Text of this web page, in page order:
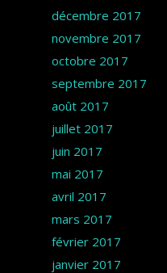
décembre 2017
novembre 2017
octobre 2017
septembre 2017
août 2017
juillet 2017
juin 2017
mai 2017
avril 2017
mars 2017
février 2017
janvier 2017